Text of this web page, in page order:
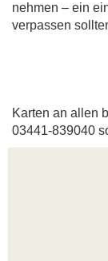
nehmen – ein
verpassen
Karten an allen
03441-839040